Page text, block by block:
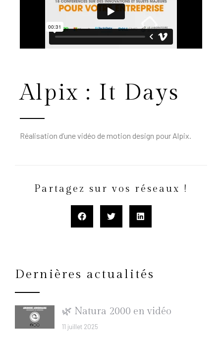
Alpix : It Days
Réalisation d’une vidéo de motion design pour Alpix.
Partagez sur vos réseaux !
Dernières actualités
🌿 Natura 2000 en vidéo
11 juillet 2025